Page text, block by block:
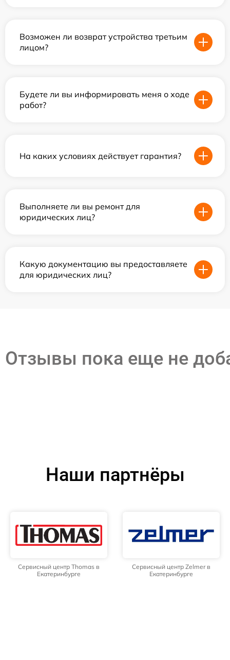
Возможен ли возврат устройства третьим
лицом?
Будете ли вы информировать меня о ходе
работ?
На каких условиях действует гарантия?
Выполняете ли вы ремонт для
юридических лиц?
Какую документацию вы предоставляете
для юридических лиц?
Отзывы пока еще не
Наши партнёры
Сервисный центр Thomas в
Екатеринбурге
Сервисный центр Zelmer в
Екатеринбурге